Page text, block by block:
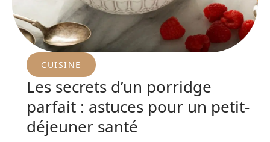
CUISINE
Les secrets d’un porridge
parfait : astuces pour un petit-
déjeuner santé